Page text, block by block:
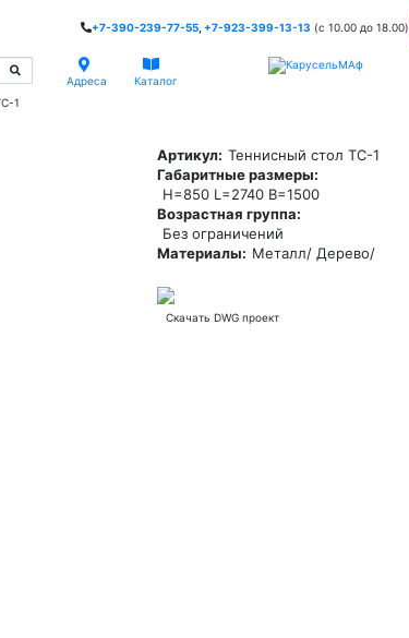
+7-390-239-77-55 +7-923-399-13-13 (c 10.00 до 18.00)
Адреса
Каталог
1
Артикул: Теннисный стол ТС-1
Габаритные размеры:
H=850 L=2740 В=1500
Возрастная группа:
Без ограничений
Материалы: Металл/ Дерево/
Скачать DWG проект